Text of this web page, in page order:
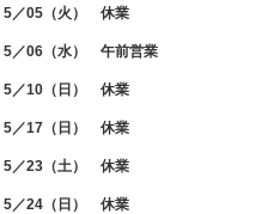
5／05（火） 休業
5／06（水） 午前営業
5／10（日） 休業
5／17（日） 休業
5／23（土） 休業
5／24（日） 休業